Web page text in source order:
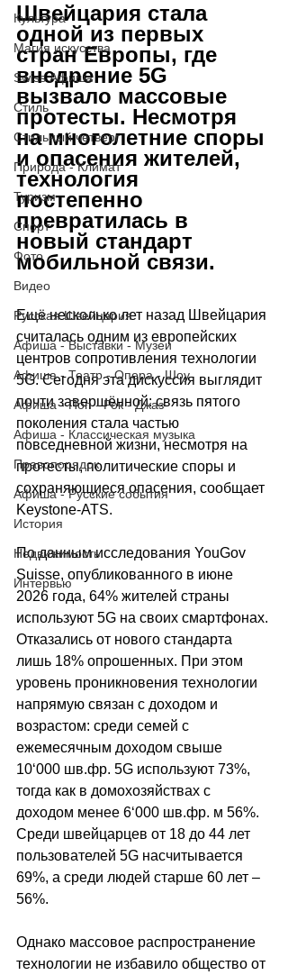
Культура
Магия искусства
Swiss Афиша
Стиль
Стильный четверг
Природа - Климат
Туризм
Спорт
Фото
Видео
Русская Швейцария
Афиша - Выставки - Музеи
Афиша - Театр - Опера - Шоу
Афиша - Поп - Рок - Джаз
Афиша - Классическая музыка
Правопорядок
Афиша - Русские события
История
Недвижимость
Интервью
Швейцария стала
одной из первых
стран Европы, где
внедрение 5G
вызвало массовые
протесты. Несмотря
на многолетние споры
и опасения жителей,
технология
постепенно
превратилась в
новый стандарт
мобильной связи.
Ещё несколько лет назад Швейцария
считалась одним из европейских
центров сопротивления технологии
5G. Сегодня эта дискуссия выглядит
почти завершённой: связь пятого
поколения стала частью
повседневной жизни, несмотря на
протесты, политические споры и
сохраняющиеся опасения, сообщает
Keystone-ATS.
По данным исследования YouGov
Suisse, опубликованного в июне
2026 года, 64% жителей страны
используют 5G на своих смартфонах.
Отказались от нового стандарта
лишь 18% опрошенных. При этом
уровень проникновения технологии
напрямую связан с доходом и
возрастом: среди семей с
ежемесячным доходом свыше
10‘000 шв.фр. 5G используют 73%,
тогда как в домохозяйствах с
доходом менее 6‘000 шв.фр. м 56%.
Среди швейцарцев от 18 до 44 лет
пользователей 5G насчитывается
69%, а среди людей старше 60 лет –
56%.
Однако массовое распространение
технологии не избавило общество от